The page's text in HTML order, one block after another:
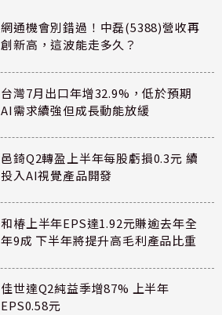
網通機會別錯過！中磊(5388)營收再
創新高，這波能走多久？
台灣7月出口年增32.9%，低於預期
AI需求續強但成長動能放緩
邑錡Q2轉盈上半年每股虧損0.3元 續
投入AI視覺產品開發
和椿上半年EPS達1.92元賺逾去年全
年9成 下半年將提升高毛利產品比重
佳世達Q2純益季增87% 上半年
EPS0.58元